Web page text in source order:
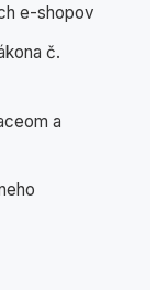
e-shopov
č.
a